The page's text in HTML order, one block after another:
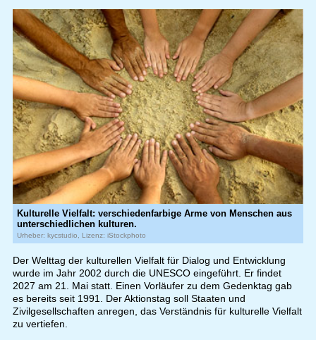
Kulturelle Vielfalt: verschiedenfarbige Arme von Menschen aus
unterschiedlichen kulturen.
Urheber: kycstudio, Lizenz: iStockphoto
Der Welttag der kulturellen Vielfalt für Dialog und Entwicklung
wurde im Jahr 2002 durch die UNESCO eingeführt. Er findet
2027 am 21. Mai statt. Einen Vorläufer zu dem Gedenktag gab
es bereits seit 1991. Der Aktionstag soll Staaten und
Zivilgesellschaften anregen, das Verständnis für kulturelle Vielfalt
zu vertiefen.